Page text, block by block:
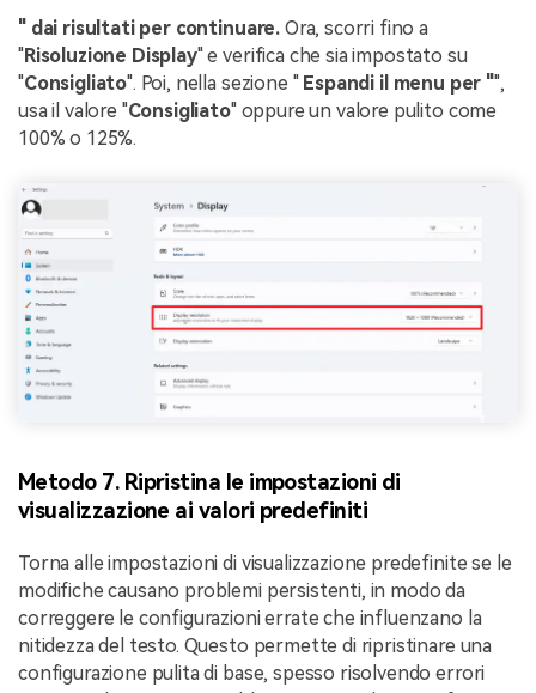
" dai risultati per continuare. Ora, scorri fino a
"Risoluzione Display" e verifica che sia impostato su
"Consigliato". Poi, nella sezione "Espandi il menu per "",
usa il valore "Consigliato" oppure un valore pulito come
100% o 125%.
Metodo 7. Ripristina le impostazioni di
visualizzazione ai valori predefiniti
Torna alle impostazioni di visualizzazione predefinite se le
modifiche causano problemi persistenti, in modo da
correggere le configurazioni errate che influenzano la
nitidezza del testo. Questo permette di ripristinare una
configurazione pulita di base, spesso risolvendo errori